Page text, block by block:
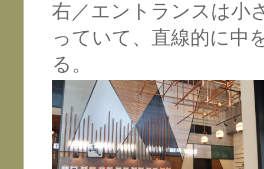
右／エントランスは小
っていて、直線的に中
る。